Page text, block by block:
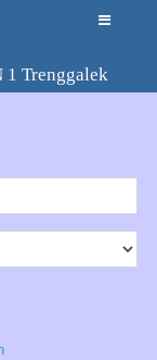
1 Trenggalek